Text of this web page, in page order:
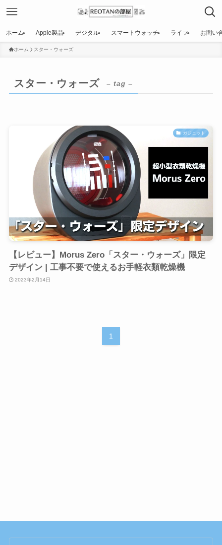
ホーム Apple製品 デジタル スマートウォッチ ライフ お問い
ホーム スター・ウォーズ
スター・ウォーズ – tag –
ガジェット
【レビュー】Morus Zero「スター・ウォーズ」限定
デザイン | 工事不要で使えるお手軽衣類乾燥機
2023年2月14日
1